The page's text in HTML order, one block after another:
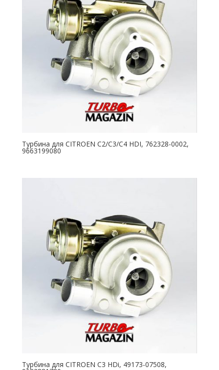
Турбина для CITROEN C2/C3/C4 HDI, 762328-0002,
9663199080
Турбина для CITROEN C3 HDi, 49173-07508,